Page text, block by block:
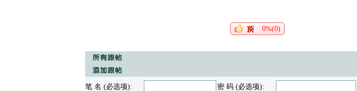
0%(0)
笔 名 (必选项): 密 码 (必选项):